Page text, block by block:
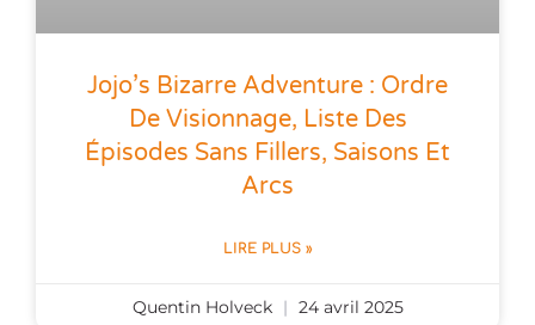
Jojo’s Bizarre Adventure : Ordre
De Visionnage, Liste Des
Épisodes Sans Fillers, Saisons Et
Arcs
LIRE PLUS »
Quentin Holveck 24 avril 2025